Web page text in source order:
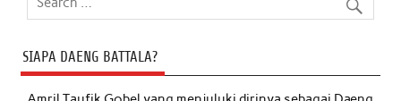
SIAPA DAENG BATTALA?